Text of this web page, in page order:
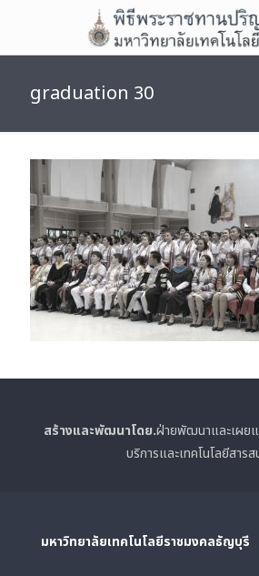
graduation 30
สร้างและพัฒนาโดย.ฝ่ายพัฒนาและเผย
บริการและเทคโนโลยีสารส
มหาวิทยาลัยเทคโนโลยีราชมงคลธัญบุรี